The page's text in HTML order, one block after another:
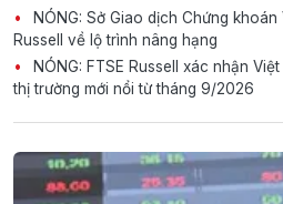
NÓNG: Sở Giao dịch Chứng
Russell về lộ trình nâng hạng
NÓNG: FTSE Russell xác nhận
thị trường mới nổi từ tháng 9/2026